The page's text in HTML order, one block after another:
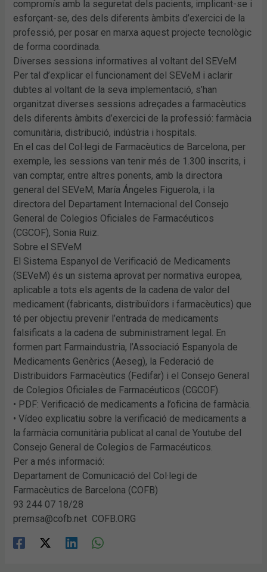
compromís amb la seguretat dels pacients, implicant-se i
esforçant-se, des dels diferents àmbits d’exercici de la
professió, per posar en marxa aquest projecte tecnològic
de forma coordinada.
Diverses sessions informatives al voltant del SEVeM
Per tal d’explicar el funcionament del SEVeM i aclarir
dubtes al voltant de la seva implementació, s’han
organitzat diverses sessions adreçades a farmacèutics
dels diferents àmbits d’exercici de la professió: farmàcia
comunitària, distribució, indústria i hospitals.
En el cas del Col·legi de Farmacèutics de Barcelona, per
exemple, les sessions van tenir més de 1.300 inscrits, i
van comptar, entre altres ponents, amb la directora
general del SEVeM, María Ángeles Figuerola, i la
directora del Departament Internacional del Consejo
General de Colegios Oficiales de Farmacéuticos
(CGCOF), Sonia Ruiz.
Sobre el SEVeM
El Sistema Espanyol de Verificació de Medicaments
(SEVeM) és un sistema aprovat per normativa europea,
aplicable a tots els agents de la cadena de valor del
medicament (fabricants, distribuïdors i farmacèutics) que
té per objectiu prevenir l’entrada de medicaments
falsificats a la cadena de subministrament legal. En
formen part Farmaindustria, l’Associació Espanyola de
Medicaments Genèrics (Aeseg), la Federació de
Distribuidors Farmacèutics (Fedifar) i el Consejo General
de Colegios Oficiales de Farmacéuticos (CGCOF).
• PDF: Verificació de medicaments a l’oficina de farmàcia.
• Vídeo explicatiu sobre la verificació de medicaments a
la farmàcia comunitària publicat al canal de Youtube del
Consejo General de Colegios de Farmacéuticos.
Per a més informació:
Departament de Comunicació del Col·legi de
Farmacèutics de Barcelona (COFB)
93 244 07 18/28
premsa@cofb.net COFB.ORG